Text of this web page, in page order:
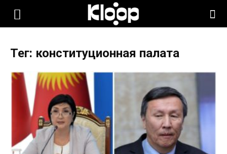
KLOOP.KG
Новости
Кыргызстана
Тег: конституционная палата